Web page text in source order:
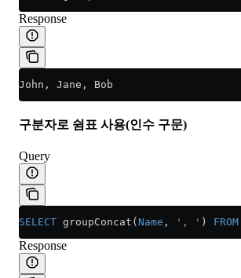
Response
John, Jane, Bob
구분자로 쉼표 사용(인수 구문)
Query
SELECT groupConcat( Name , ', ' ) FROM
Response